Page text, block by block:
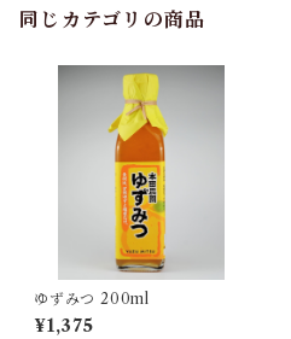
同じカテゴリの商品
ゆずみつ 200ml
¥1,375